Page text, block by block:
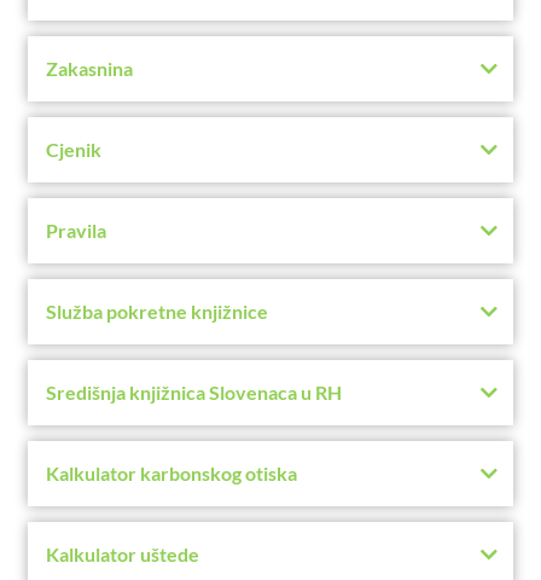
Zakasnina
Cjenik
Pravila
Služba pokretne knjižnice
Središnja knjižnica Slovenaca u RH
Kalkulator karbonskog otiska
Kalkulator uštede